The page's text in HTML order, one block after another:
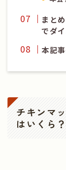
まと
でダ
本記
チキンマ
はいくら